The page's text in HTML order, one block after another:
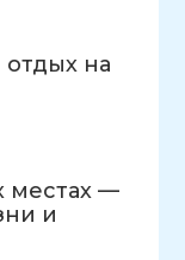
на
местах —
и